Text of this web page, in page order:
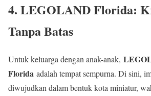
4. LEGOLAND Florida:
Tanpa Batas
Untuk keluarga dengan anak-anak,
Florida adalah tempat sempurna. Di sini,
diwujudkan dalam bentuk kota miniatur,